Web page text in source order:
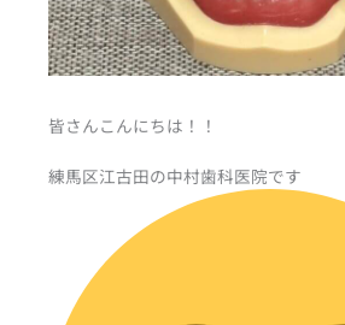
皆さんこんにちは！！
練馬区江古田の中村歯科医院です